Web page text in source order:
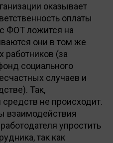
оказывает
оплаты
ФОТ ложится на
они в том же
работников (за
социального
случаев и
Так,
не происходит.
взаимодействия
упростить
так как